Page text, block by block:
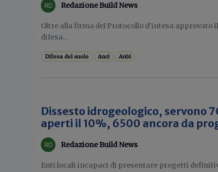
Redazione Build News
Oltre alla firma del Protocollo d'intesa approvato
difesa...
Difesa del suolo Anci Anbi
Dissesto idrogeologico, servono
aperti il 10%, 6500 ancora da
Redazione Build News
Enti locali incapaci di presentare progetti